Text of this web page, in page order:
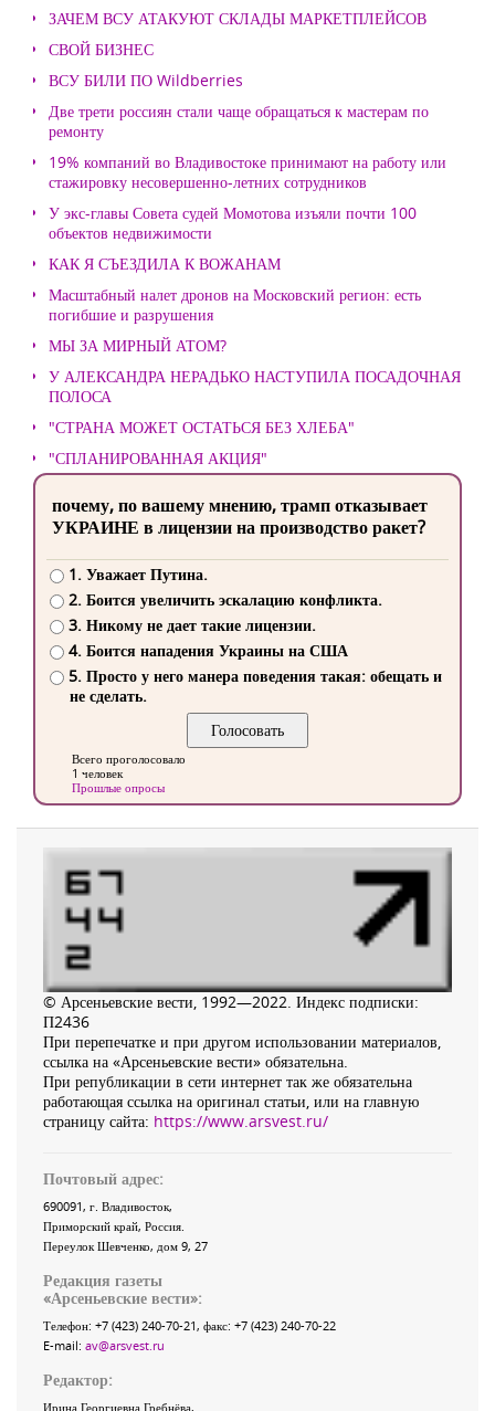
ЗАЧЕМ ВСУ АТАКУЮТ СКЛАДЫ МАРКЕТПЛЕЙСОВ
СВОЙ БИЗНЕС
ВСУ БИЛИ ПО Wildberries
Две трети россиян стали чаще обращаться к мастерам по
ремонту
19% компаний во Владивостоке принимают на работу или
стажировку несовершенно-летних сотрудников
У экс-главы Совета судей Момотова изъяли почти 100
объектов недвижимости
КАК Я СЪЕЗДИЛА К ВОЖАНАМ
Масштабный налет дронов на Московский регион: есть
погибшие и разрушения
МЫ ЗА МИРНЫЙ АТОМ?
У АЛЕКСАНДРА НЕРАДЬКО НАСТУПИЛА ПОСАДОЧНАЯ
ПОЛОСА
"СТРАНА МОЖЕТ ОСТАТЬСЯ БЕЗ ХЛЕБА"
"СПЛАНИРОВАННАЯ АКЦИЯ"
почему, по вашему мнению, трамп отказывает
УКРАИНЕ в лицензии на производство ракет?
1. Уважает Путина.
2. Боится увеличить эскалацию конфликта.
3. Никому не дает такие лицензии.
4. Боится нападения Украины на США
5. Просто у него манера поведения такая: обещать и
не сделать.
Всего проголосовало
1 человек
Прошлые опросы
© Арсеньевские вести, 1992—2022. Индекс подписки:
П2436
При перепечатке и при другом использовании материалов,
ссылка на «Арсеньевские вести» обязательна.
При републикации в сети интернет так же обязательна
работающая ссылка на оригинал статьи, или на главную
страницу сайта: https://www.arsvest.ru/
Почтовый адрес:
690091, г. Владивосток,
Приморский край, Россия
Переулок Шевченко, дом 9, 27
Редакция газеты
«Арсеньевские вести»:
Телефон: +7 (423) 240-70-21, факс: +7 (423) 240-70-22
E-mail: av@arsvest.ru
Редактор:
Ирина Георгиевна Гребнёва,